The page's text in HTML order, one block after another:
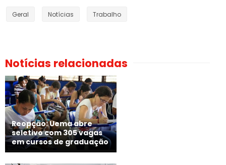
Geral Notícias Trabalho
Notícias relacionadas
Reopção: Uema abre
seletivo com 305 vagas
em cursos de graduação